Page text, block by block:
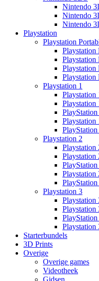
Nintendo
Nintendo
Nintendo
Playstation
Playstation
Playstation
Playstation
Playstation
Playstation
Playstation 1
Playstation
Playstation
Playstation
Playstation 2
Playstation
Playstation
Playstation
Playstation 3
Playstation
Playstation
Playstation
Starterbundels
3D Prints
Overige
Overige games
Videotheek
Gidsen